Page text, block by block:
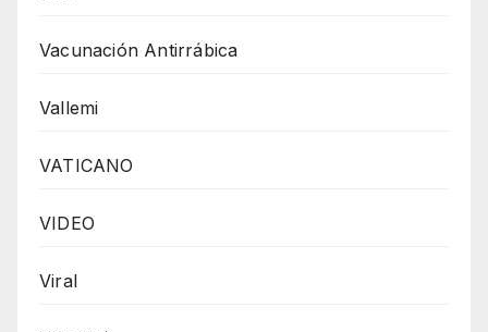
Vacunación Antirrábica
Vallemi
VATICANO
VIDEO
Viral